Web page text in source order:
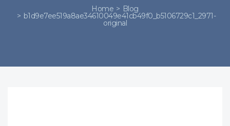
Home Blog
b1d9e7ee519a8ae34610049e41cb49f0_b5106729c1_2971-
original